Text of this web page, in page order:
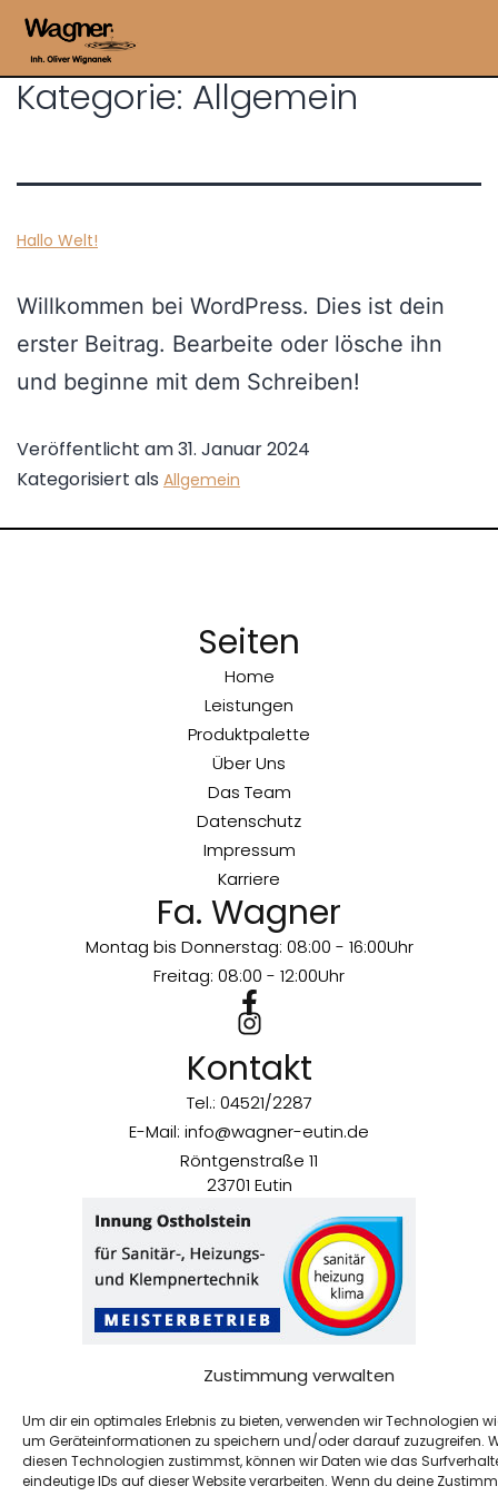
Zustimmung verwalten
Um dir ein optimales Erlebnis zu bieten, verwenden wir Technologien
um Geräteinformationen zu speichern und/oder darauf zuzugreifen.
diesen Technologien zustimmst, können wir Daten wie das
eindeutige IDs auf dieser Website verarbeiten. Wenn du deine
Kategorie: Allgemein
Hallo Welt!
Willkommen bei WordPress. Dies ist dein
erster Beitrag. Bearbeite oder lösche ihn
und beginne mit dem Schreiben!
Veröffentlicht am31. Januar 2024
Kategorisiert als Allgemein
Wir sindInnungsmitglied.
Seiten
Home
Leistungen
Produktpalette
Über Uns
Das Team
Datenschutz
Impressum
Karriere
Fa. Wagner
Montag bis Donnerstag: 08:00 - 16:00Uhr
Freitag: 08:00 - 12:00Uhr
Kontakt
Tel.: 04521/2287
E-Mail: info@wagner-eutin.de
Röntgenstraße 11
23701 Eutin